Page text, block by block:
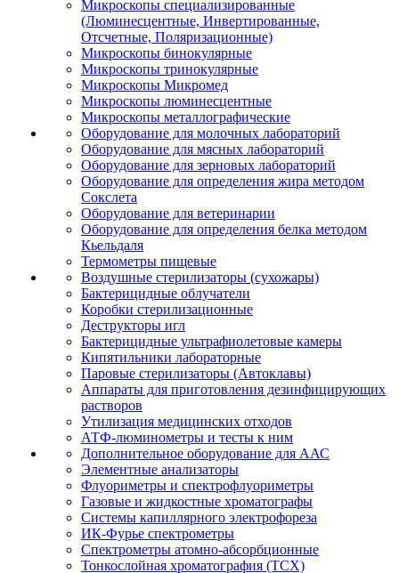
Микроскопы специализированные
(Люминесцентные, Инвертированные,
Отсчетные, Поляризационные)
Микроскопы бинокулярные
Микроскопы тринокулярные
Микроскопы Микромед
Микроскопы люминесцентные
Микроскопы металлографические
Оборудование для молочных лабораторий
Оборудование для мясных лабораторий
Оборудование для зерновых лабораторий
Оборудование для определения жира методом
Сокслета
Оборудование для ветеринарии
Оборудование для определения белка методом
Кьельдаля
Термометры пищевые
Воздушные стерилизаторы (сухожары)
Бактерицидные облучатели
Коробки стерилизационные
Деструкторы игл
Бактерицидные ультрафиолетовые камеры
Кипятильники лабораторные
Паровые стерилизаторы (Автоклавы)
Аппараты для приготовления дезинфицирующих
растворов
Утилизация медицинских отходов
АТФ-люминометры и тесты к ним
Дополнительное оборудование для ААС
Элементные анализаторы
Флуориметры и спектрофлуориметры
Газовые и жидкостные хроматографы
Системы капиллярного электрофореза
ИК-Фурье спектрометры
Спектрометры атомно-абсорбционные
Тонкослойная хроматография (ТСХ)